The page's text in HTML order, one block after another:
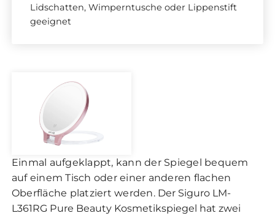
Lidschatten, Wimperntusche oder Lippenstift
geeignet
Einmal aufgeklappt, kann der Spiegel bequem
auf einem Tisch oder einer anderen flachen
Oberfläche platziert werden. Der Siguro LM-
L361RG Pure Beauty Kosmetikspiegel hat zwei